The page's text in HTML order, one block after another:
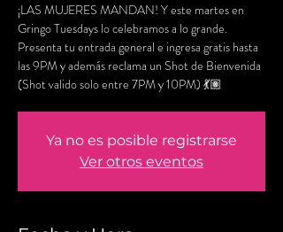
¡LAS MUJERES MANDAN! Y este martes en
Gringo Tuesdays lo celebramos a lo grande.
Presenta tu entrada general e ingresa gratis hasta
las 9PM y además reclama un Shot de Bienvenida
(Shot valido solo entre 7PM y 10PM) 💃🏽
Ya no es posible registrarse
Ver otros eventos